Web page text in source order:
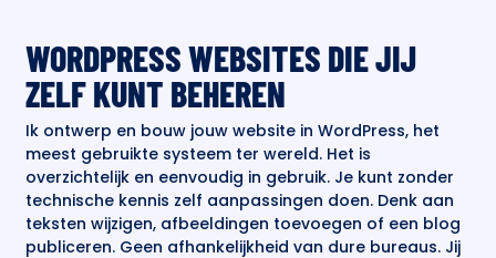
WORDPRESS WEBSITES DIE JIJ
ZELF KUNT BEHEREN
Ik ontwerp en bouw jouw website in WordPress, het
meest gebruikte systeem ter wereld. Het is
overzichtelijk en eenvoudig in gebruik. Je kunt zonder
technische kennis zelf aanpassingen doen. Denk aan
teksten wijzigen, afbeeldingen toevoegen of een blog
publiceren. Geen afhankelijkheid van dure bureaus. Jij